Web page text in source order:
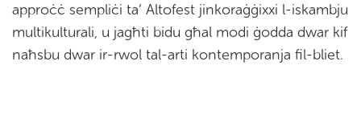
approċċ sempliċi ta’ Altofest jinkoraġġixxi l-iskambju
multikulturali, u jagħti bidu għal modi ġodda dwar kif
naħsbu dwar ir-rwol tal-arti kontemporanja fil-bliet.